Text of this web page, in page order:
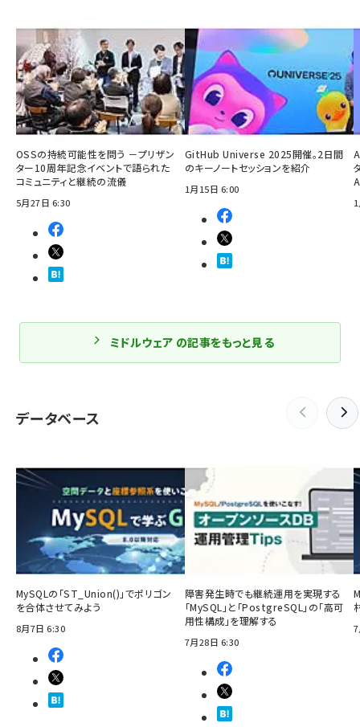
OSSの持続可能性を問う －プリザン
ター10周年記念イベントで語られた
コミュニティと継続の流儀
5月27日 6:30
GitHub Universe 2025開催。2日間
のキーノートセッションを紹介
1月15日 6:00
ミドルウェア の記事をもっと見る
データベース
MySQLの「ST_Union()」でポリゴン
を合体させてみよう
8月7日 6:30
障害発生時でも継続運用を実現する
「MySQL」と「PostgreSQL」の「高可
用性構成」を理解する
7月28日 6:30